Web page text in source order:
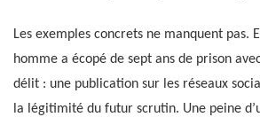
Les exemples concrets ne manquent pas.
homme a écopé de sept ans de prison
délit : une publication sur les réseaux
la légitimité du futur scrutin. Une peine